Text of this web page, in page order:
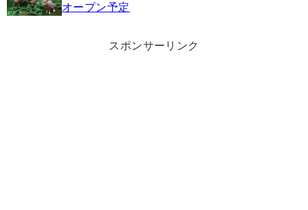
オープン予定
スポンサーリンク